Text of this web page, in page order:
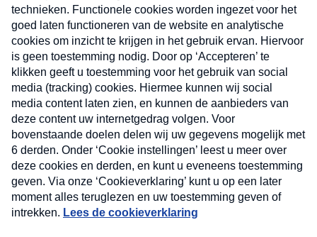
Verzend
Nieuwsbrief
Neem hier een gratis abonnement op onze
nieuwsbrief. Elke vrijdag- en dinsdagochtend in uw